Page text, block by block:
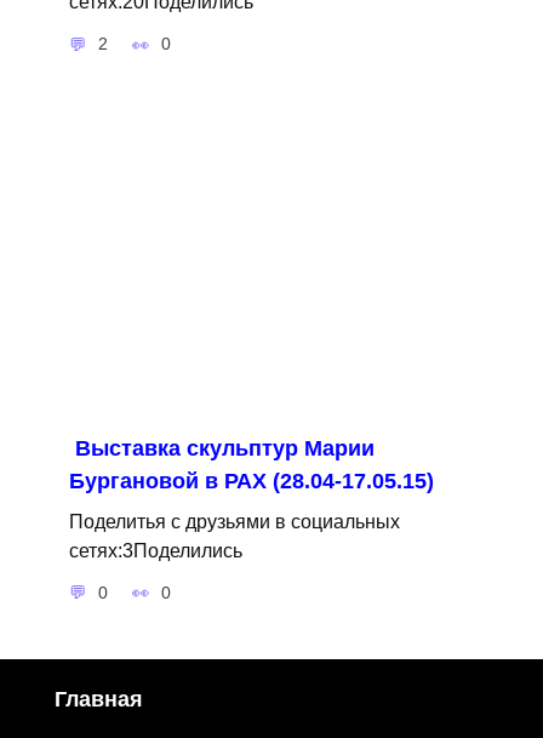
2 0
Выставка скульптур Марии
Бургановой в РАХ (28.04-17.05.15)
Поделитья с друзьями в социальных
сетях:3Поделились
0 0
Главная